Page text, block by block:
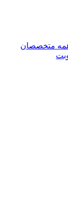
متخصصان